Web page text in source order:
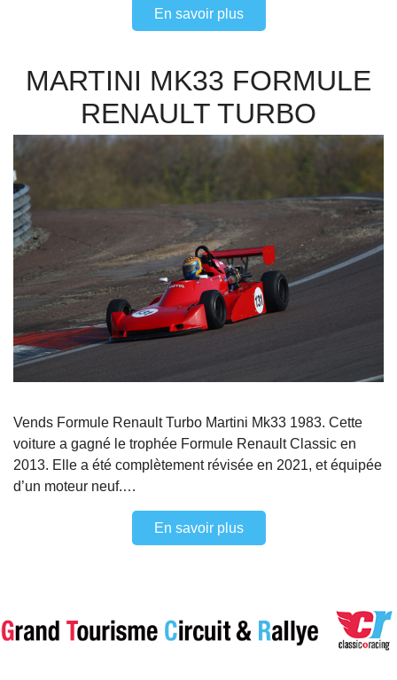
En savoir plus
MARTINI MK33 FORMULE
RENAULT TURBO
Vends Formule Renault Turbo Martini Mk33 1983. Cette
voiture a gagné le trophée Formule Renault Classic en
2013. Elle a été complètement révisée en 2021, et équipée
d’un moteur neuf.…
En savoir plus